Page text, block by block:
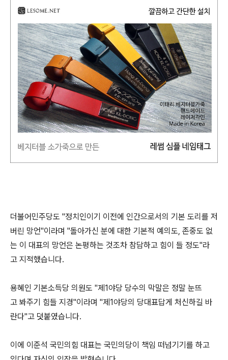
더불어민주당도 "정치인이기 이전에 인간으로서의 기본 도리를 저
버린 망언"이라며 "돌아가신 분에 대한 기본적 예의도, 존중도 없
는 이 대표의 망언은 논평하는 것조차 참담하고 힘이 들 정도"라
고 지적했습니다.
용혜인 기본소득당 의원도 "제1야당 당수의 막말은 정말 눈뜨
고 봐주기 힘들 지경"이라며 "제1야당의 당대표답게 처신하길 바
란다"고 덧붙였습니다.
이에 이준석 국민의힘 대표는 국민의당이 책임 떠넘기기를 하고